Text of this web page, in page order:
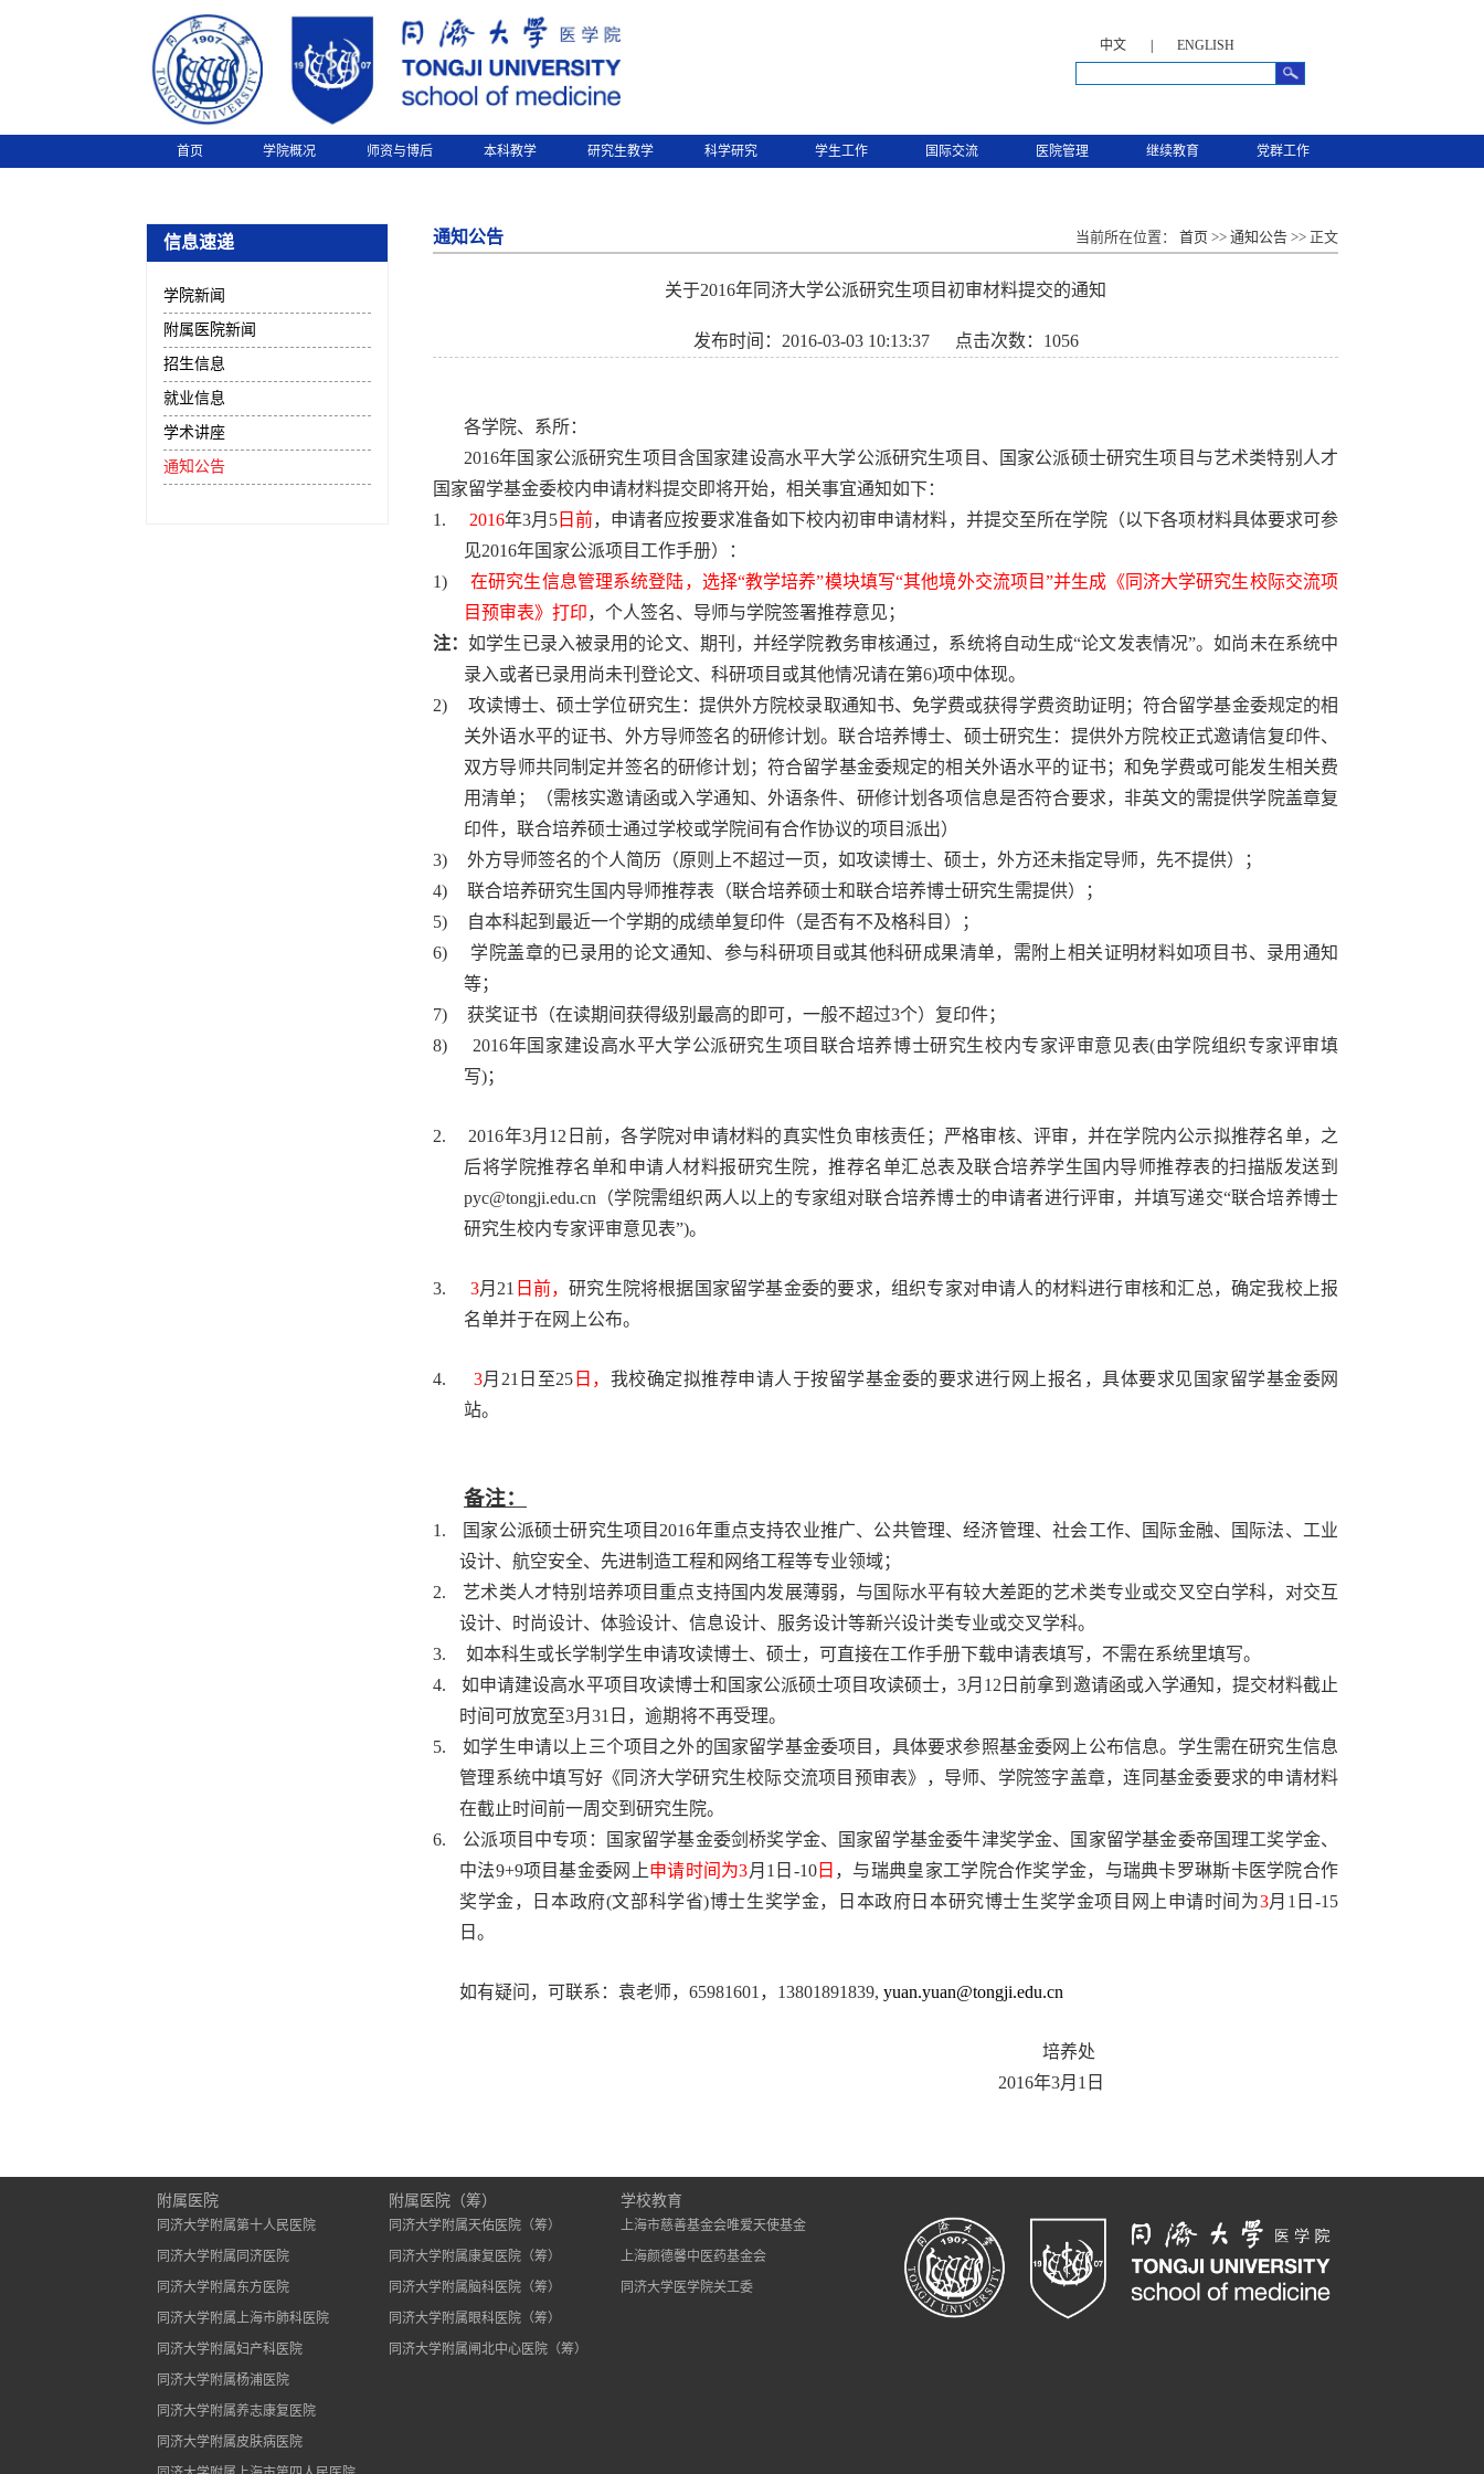
中文 ENGLISH
首页 学院概况 师资与博后 本科教学 研究生教学 科学研究 学生工作 国际交流 医院管理 继续教育 党群工作
信息速递
学院新闻
附属医院新闻
招生信息
就业信息
学术讲座
通知公告
通知公告 当前所在位置： 首页 >> 通知公告 >> 正文
关于2016年同济大学公派研究生项目初审材料提交的通知
发布时间：2016-03-03 10:13:37 点击次数： 1056
各学院、系所：
2016年国家公派研究生项目含国家建设高水平大学公派研究生项目、国家公派硕士研究生项目与艺术类特别人才
国家留学基金委校内申请材料提交即将开始，相关事宜通知如下：
1.
2016年3月 5日前，申请者应按要求准备如下校内初审申请材料，并提交至所在学院（以下各项材料具体要求可参
见2016年国家公派项目工作手册）：
1)
在研究生信息管理系统登陆，选择“教学培养”模块填写“其他境外交流项目”并生成《同济大学研究生校际交流项
目预审表》打印，个人签名、导师与学院签署推荐意见；
注：如学生已录入被录用的论文、期刊，并经学院教务审核通过，系统将自动生成“论文发表情况”。如尚未在系统中
录入或者已录用尚未刊登论文、科研项目或其他情况请在第6)项中体现。
2)
攻读博士、硕士学位研究生：提供外方院校录取通知书、免学费或获得学费资助证明；符合留学基金委规定的相
关外语水平的证书、外方导师签名的研修计划。联合培养博士、硕士研究生：提供外方院校正式邀请信复印件、
双方导师共同制定并签名的研修计划；符合留学基金委规定的相关外语水平的证书；和免学费或可能发生相关费
用清单；（需核实邀请函或入学通知、外语条件、研修计划各项信息是否符合要求，非英文的需提供学院盖章复
印件，联合培养硕士通过学校或学院间有合作协议的项目派出）
3)
外方导师签名的个人简历（原则上不超过一页，如攻读博士、硕士，外方还未指定导师，先不提供）；
4)
联合培养研究生国内导师推荐表（联合培养硕士和联合培养博士研究生需提供）；
5)
自本科起到最近一个学期的成绩单复印件（是否有不及格科目）；
6)
学院盖章的已录用的论文通知、参与科研项目或其他科研成果清单，需附上相关证明材料如项目书、录用通知
等；
7)
获奖证书（在读期间获得级别最高的即可，一般不超过3个）复印件；
8)
2016年国家建设高水平大学公派研究生项目联合培养博士研究生校内专家评审意见表(由学院组织专家评审填
写)；
2. 2016年3月 12 日前，各学院对申请材料的真实性负审核责任；严格审核、评审，并在学院内公示拟推荐名单，之
后将学院推荐名单和申请人材料报研究生院，推荐名单汇总表及联合培养学生国内导师推荐表的扫描版发送到
pyc@tongji.edu.cn （学院需组织两人以上的专家组对联合培养博士的申请者进行评审，并填写递交“联合培养博士
研究生校内专家评审意见表”)。
3. 3月 21 日前，研究生院将根据国家留学基金委的要求，组织专家对申请人的材料进行审核和汇总，确定我校上报
名单并于在网上公布。
4. 3月 21 日至25 日， 我校确定拟推荐申请人于按留学基金委的要求进行网上报名，具体要求见国家留学基金委网
站。
备注：
1. 国家公派硕士研究生项目 2016年重点支持农业推广、公共管理、经济管理、社会工作、国际金融、国际法、工业
设计、航空安全、先进制造工程和网络工程等专业领域；
2.
艺术类人才特别培养项目重点支持国内发展薄弱，与国际水平有较大差距的艺术类专业或交叉空白学科，对交互
设计、时尚设计、体验设计、信息设计、服务设计等新兴设计类专业或交叉学科。
3.
如本科生或长学制学生申请攻读博士、硕士，可直接在工作手册下载申请表填写，不需在系统里填写。
4.
如申请建设高水平项目攻读博士和国家公派硕士项目攻读硕士，3月 12 日前拿到邀请函或入学通知，提交材料截止
时间可放宽至3月 31 日，逾期将不再受理。
5.
如学生申请以上三个项目之外的国家留学基金委项目，具体要求参照基金委网上公布信息。学生需在研究生信息
管理系统中填写好《同济大学研究生校际交流项目预审表》，导师、学院签字盖章，连同基金委要求的申请材料
在截止时间前一周交到研究生院。
6.
公派项目中专项：国家留学基金委剑桥奖学金、国家留学基金委牛津奖学金、国家留学基金委帝国理工奖学金、
中法9+9项目基金委网上申请时间为3月 1 日 -10日 ，与瑞典皇家工学院合作奖学金，与瑞典卡罗琳斯卡医学院合作
奖学金，日本政府(文部科学省)博士生奖学金，日本政府日本研究博士生奖学金项目网上申请时间为3月 1 日-15
日。
如有疑问，可联系：袁老师， 65981601 ， 13801891839, yuan.yuan@tongji.edu.cn
培养处
2016年3月 1 日
附属医院
同济大学附属第十人民医院
同济大学附属同济医院
同济大学附属东方医院
同济大学附属上海市肺科医院
同济大学附属妇产科医院
同济大学附属杨浦医院
同济大学附属养志康复医院
同济大学附属皮肤病医院
附属医院（筹）
同济大学附属天佑医院（筹）
同济大学附属康复医院（筹）
同济大学附属脑科医院（筹）
同济大学附属眼科医院（筹）
同济大学附属闸北中心医院（筹）
学校教育
上海市慈善基金会唯爱天使基金
上海颜德馨中医药基金会
同济大学医学院关工委